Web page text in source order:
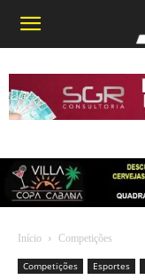
Início Competições
Competições Esportes